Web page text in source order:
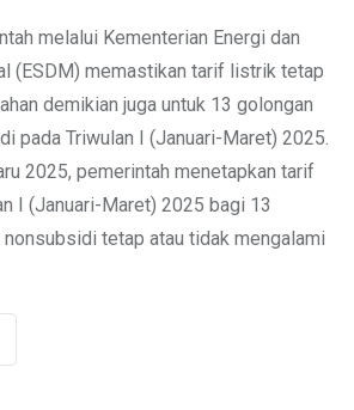
melalui Kementerian Energi dan
(ESDM) memastikan tarif listrik tetap
demikian juga untuk 13 golongan
pada Triwulan I (Januari-Maret) 2025.
2025, pemerintah menetapkan tarif
I (Januari-Maret) 2025 bagi 13
tetap atau tidak mengalami